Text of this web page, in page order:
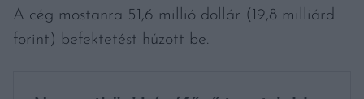
A cég mostanra 51,6 millió dollár (19,8 milliárd
forint) befektetést húzott be.